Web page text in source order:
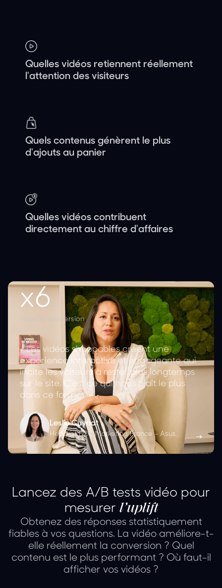
Quelles vidéos retiennent réellement
l'attention des visiteurs
Quels contenus génèrent le plus
d'ajouts au panier
Quelles vidéos contribuent
directement au chiffre d'affaires
x6
Taux de conversion
« Les vidéos shoppables créent une
expérience interactive et engageante qui
incite les visiteurs à rester plus longtemps
sur le site. C'est ce qui nous plaît le plus
dans ce format. »
Leslie Cuynat
Head of D2C Marketing France - Asus
Lancez des A/B tests vidéo pour
mesurer l’uplift
Obtenez des réponses statistiquement
fiables à vos questions. La vidéo améliore-t-
elle réellement la conversion ? Quel
contenu est le plus performant ? Où faut-il
afficher vos vidéos ?